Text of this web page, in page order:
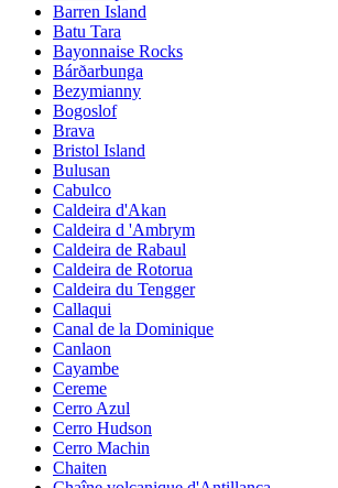
Barren Island
Batu Tara
Bayonnaise Rocks
Bárðarbunga
Bezymianny
Bogoslof
Brava
Bristol Island
Bulusan
Cabulco
Caldeira d'Akan
Caldeira d 'Ambrym
Caldeira de Rabaul
Caldeira de Rotorua
Caldeira du Tengger
Callaqui
Canal de la Dominique
Canlaon
Cayambe
Cereme
Cerro Azul
Cerro Hudson
Cerro Machin
Chaiten